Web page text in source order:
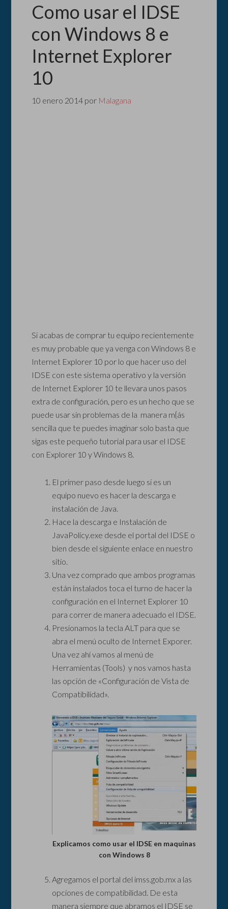
Como usar el IDSE
con Windows 8 e
Internet Explorer
10
10 enero 2014 por Malagana
Si acabas de comprar tu equipo recientemente
es muy probable que ya venga con Windows 8 e
Internet Explorer 10 por lo que hacer uso del
IDSE con este sistema operativo y la versión
de Internet Explorer 10 te llevara unos pasos
extra de configuración, pero es un hecho que se
puede usar sin problemas de la manera m{ás
sencilla que te puedes imaginar solo basta que
sigas este pequeño tutorial para usar el IDSE
con Explorer 10 y Windows 8.
El primer paso desde luego si es un
equipo nuevo es hacer la descarga e
instalación de Java.
Hace la descarga e Instalación de
JavaPolicy.exe desde el portal del IDSE o
bien desde el siguiente enlace en nuestro
sitio.
Una vez comprado que ambos programas
están instalados toca el turno de hacer la
configuración en el Internet Explorer 10
para correr de manera adecuado el IDSE.
Presionamos la tecla ALT para que se
abra el menú oculto de Internet Exporer.
Una vez ahí vamos al menú de
Herramientas (Tools) y nos vamos hasta
las opción de «Configuración de Vista de
Compatibilidad».
Explicamos como usar el IDSE en maquinas
con Windows 8
Agregamos el portal del imss.gob.mx a las
opciones de compatibilidad. De esta
manera siempre que abramos el IDSE se